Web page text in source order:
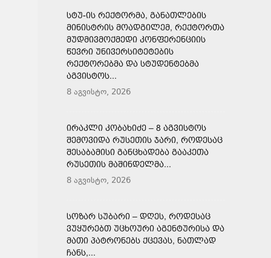
ᲡᲢᲣ-ᲘᲡ ᲠᲔᲥᲢᲝᲠᲛᲐ, ᲒᲐᲜᲐᲗᲚᲔᲑᲘᲡ
ᲛᲘᲜᲘᲡᲢᲠᲘᲡ ᲛᲝᲐᲓᲒᲘᲚᲔᲛ, ᲠᲔᲥᲢᲝᲠᲗᲐ
ᲛᲣᲓᲛᲘᲕᲛᲝᲥᲛᲔᲓᲘ ᲙᲝᲜᲤᲔᲠᲔᲜᲪᲘᲘᲡ
ᲬᲔᲕᲠᲘ ᲣᲜᲘᲕᲔᲠᲡᲘᲢᲔᲢᲔᲑᲘᲡ
ᲠᲔᲥᲢᲝᲠᲔᲑᲛᲐ ᲓᲐ ᲡᲢᲣᲓᲔᲜᲢᲔᲑᲛᲐ
ᲐᲒᲕᲘᲡᲢᲝᲡ...
8 აგვისტო, 2026
ᲘᲠᲐᲙᲚᲘ ᲙᲝᲑᲐᲮᲘᲫᲔ – 8 ᲐᲒᲕᲘᲡᲢᲝᲡ
ᲨᲔᲛᲝᲕᲘᲓᲐ ᲠᲣᲡᲔᲗᲘᲡ ᲯᲐᲠᲘ, ᲠᲝᲓᲔᲡᲐᲪ
ᲨᲔᲡᲐᲑᲐᲛᲘᲡᲘ ᲒᲐᲜᲪᲮᲐᲓᲔᲑᲐ ᲒᲐᲐᲙᲔᲗᲐ
ᲠᲣᲡᲔᲗᲘᲡ ᲛᲐᲨᲘᲜᲓᲔᲚᲛᲐ...
8 აგვისტო, 2026
ᲡᲝᲖᲐᲠ ᲡᲣᲑᲐᲠᲘ – ᲓᲦᲔᲡ, ᲠᲝᲓᲔᲡᲐᲪ
ᲕᲣᲧᲣᲠᲔᲑᲗ ᲣᲪᲮᲝᲣᲠᲘ ᲐᲒᲔᲜᲢᲣᲠᲘᲡᲐ ᲓᲐ
ᲛᲐᲗᲘ ᲞᲐᲢᲠᲝᲜᲔᲑᲡ ᲥᲪᲔᲕᲐᲡ, ᲜᲐᲗᲚᲐᲓ
ᲩᲐᲜᲡ,...